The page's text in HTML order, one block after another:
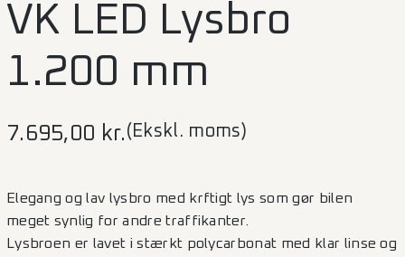
VK LED Lysbro
1.200 mm
7.695,00 kr. (Ekskl. moms)
Elegang og lav lysbro med krftigt lys som gør bilen
meget synlig for andre traffikanter.
Lysbroen er lavet i stærkt polycarbonat med klar linse og